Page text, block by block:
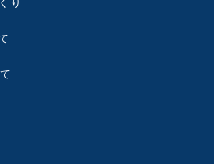
り